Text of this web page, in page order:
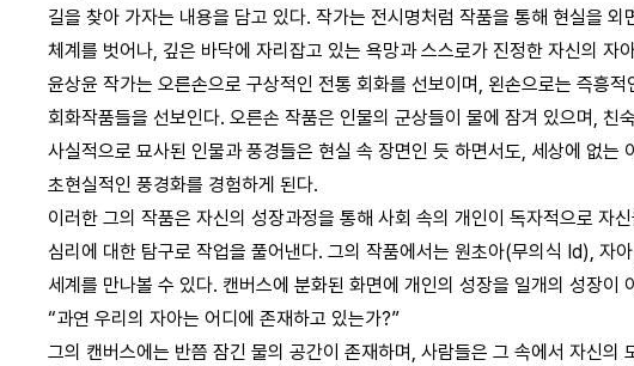
길을 찾아 가자는 내용을 담고 있다. 작가는 전시명처럼 작품을 통해 현실을 외
체계를 벗어나, 깊은 바닥에 자리잡고 있는 욕망과 스스로가 진정한 자신의 자
윤상윤 작가는 오른손으로 구상적인 전통 회화를 선보이며, 왼손으로는 즉흥적
회화작품들을 선보인다. 오른손 작품은 인물의 군상들이 물에 잠겨 있으며, 친
사실적으로 묘사된 인물과 풍경들은 현실 속 장면인 듯 하면서도, 세상에 없는
초현실적인 풍경화를 경험하게 된다.
이러한 그의 작품은 자신의 성장과정을 통해 사회 속의 개인이 독자적으로 자
심리에 대한 탐구로 작업을 풀어낸다. 그의 작품에서는 원초아(무의식 Id),
세계를 만나볼 수 있다. 캔버스에 분화된 화면에 개인의 성장을 일개의 성장이
“과연 우리의 자아는 어디에 존재하고 있는가?”
그의 캔버스에는 반쯤 잠긴 물의 공간이 존재하며, 사람들은 그 속에서 자신의